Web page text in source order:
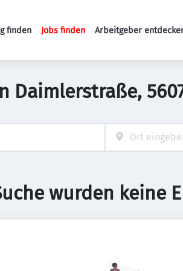
Haupt-Navigation
finden Jobs finden Arbeitgeber
Daimlerstraße,
wurden keine